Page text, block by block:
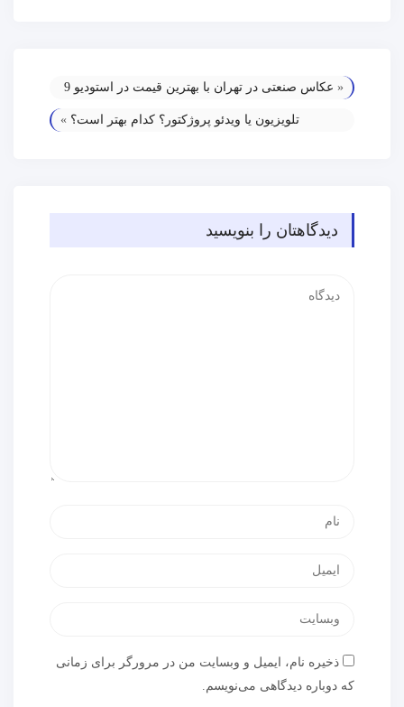
« عکاس صنعتی در تهران با بهترین قیمت در استودیو 9
تلویزیون یا ویدئو پروژکتور؟ کدام بهتر است؟ »
دیدگاهتان را بنویسید
ذخیره نام، ایمیل و وبسایت من در مرورگر برای زمانی
که دوباره دیدگاهی می‌نویسم.